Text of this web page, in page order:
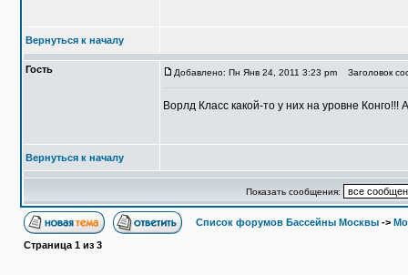
Вернуться к началу
Гость Добавлено: Пн Янв 24, 2011 3:23 pm Заголовок
Ворлд Класс какой-то у них на уровне
Вернуться к началу
Показать сообщения:
Список форумов Бассейны Москвы ->
Страница 1 из 3